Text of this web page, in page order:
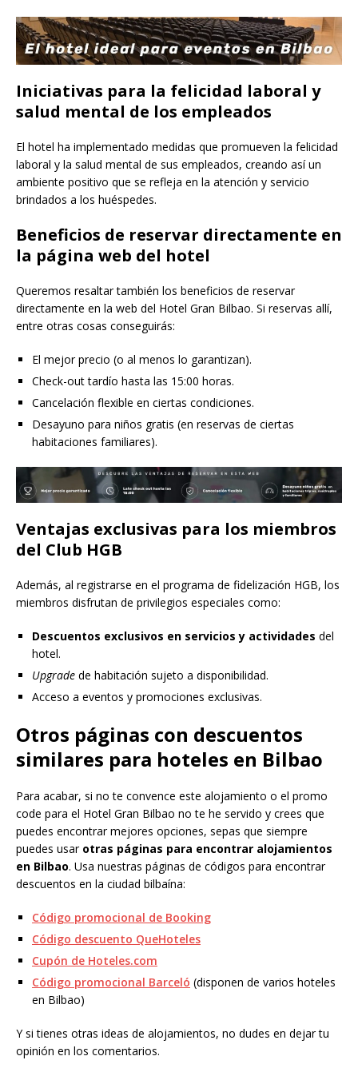
Iniciativas para la felicidad laboral y
salud mental de los empleados
El hotel ha implementado medidas que promueven la felicidad
laboral y la salud mental de sus empleados, creando así un
ambiente positivo que se refleja en la atención y servicio
brindados a los huéspedes.
Beneficios de reservar directamente en
la página web del hotel
Queremos resaltar también los beneficios de reservar
directamente en la web del Hotel Gran Bilbao. Si reservas allí,
entre otras cosas conseguirás:
El mejor precio (o al menos lo garantizan).
Check-out tardío hasta las 15:00 horas.
Cancelación flexible en ciertas condiciones.
Desayuno para niños gratis (en reservas de ciertas
habitaciones familiares).
Ventajas exclusivas para los miembros
del Club HGB
Además, al registrarse en el programa de fidelización HGB, los
miembros disfrutan de privilegios especiales como:
Descuentos exclusivos en servicios y actividades del
hotel.
Upgrade de habitación sujeto a disponibilidad.
Acceso a eventos y promociones exclusivas.
Otros páginas con descuentos
similares para hoteles en Bilbao
Para acabar, si no te convence este alojamiento o el promo
code para el Hotel Gran Bilbao no te he servido y crees que
puedes encontrar mejores opciones, sepas que siempre
puedes usar otras páginas para encontrar alojamientos
en Bilbao. Usa nuestras páginas de códigos para encontrar
descuentos en la ciudad bilbaína:
Código promocional de Booking
Código descuento QueHoteles
Cupón de Hoteles.com
Código promocional Barceló (disponen de varios hoteles
en Bilbao)
Y si tienes otras ideas de alojamientos, no dudes en dejar tu
opinión en los comentarios.